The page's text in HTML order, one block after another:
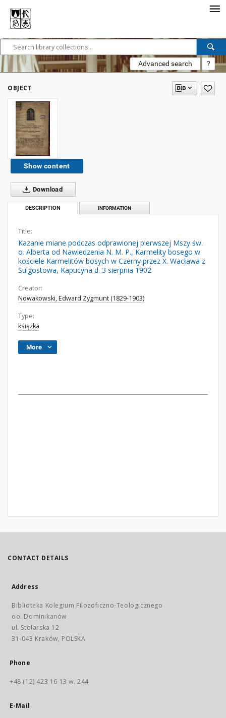
Advanced search ?
OBJECT
Show content
Download
DESCRIPTION INFORMATION
Title:
Kazanie miane podczas odprawionej pierwszej Mszy św.
o. Alberta od Nawiedzenia N. M. P., Karmelity bosego w
kościele Karmelitów bosych w Czerny przez X. Wacława z
Sulgostowa, Kapucyna d. 3 sierpnia 1902
Creator:
Nowakowski, Edward Zygmunt (1829-1903)
Type:
książka
More
CONTACT DETAILS
Address
Biblioteka Kolegium Filozoficzno-Teologicznego
oo. Dominikanów
ul. Stolarska 12
31-043 Kraków, POLSKA
Phone
+48 (12) 423 16 13 w. 244
E-Mail